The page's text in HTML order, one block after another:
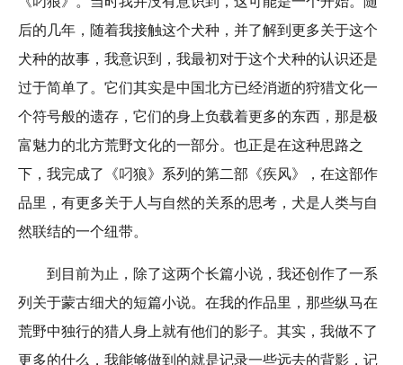
后的几年，随着我接触这个犬种，并了解到更多关于这个
犬种的故事，我意识到，我最初对于这个犬种的认识还是
过于简单了。它们其实是中国北方已经消逝的狩猎文化一
个符号般的遗存，它们的身上负载着更多的东西，那是极
富魅力的北方荒野文化的一部分。也正是在这种思路之
下，我完成了《叼狼》系列的第二部《疾风》，在这部作
品里，有更多关于人与自然的关系的思考，犬是人类与自
然联结的一个纽带。
到目前为止，除了这两个长篇小说，我还创作了一系
列关于蒙古细犬的短篇小说。在我的作品里，那些纵马在
荒野中独行的猎人身上就有他们的影子。其实，我做不了
更多的什么，我能够做到的就是记录一些远去的背影，记